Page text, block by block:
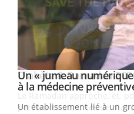
Youtube
Un « jumeau
à la médecine
Un établissement lié à un